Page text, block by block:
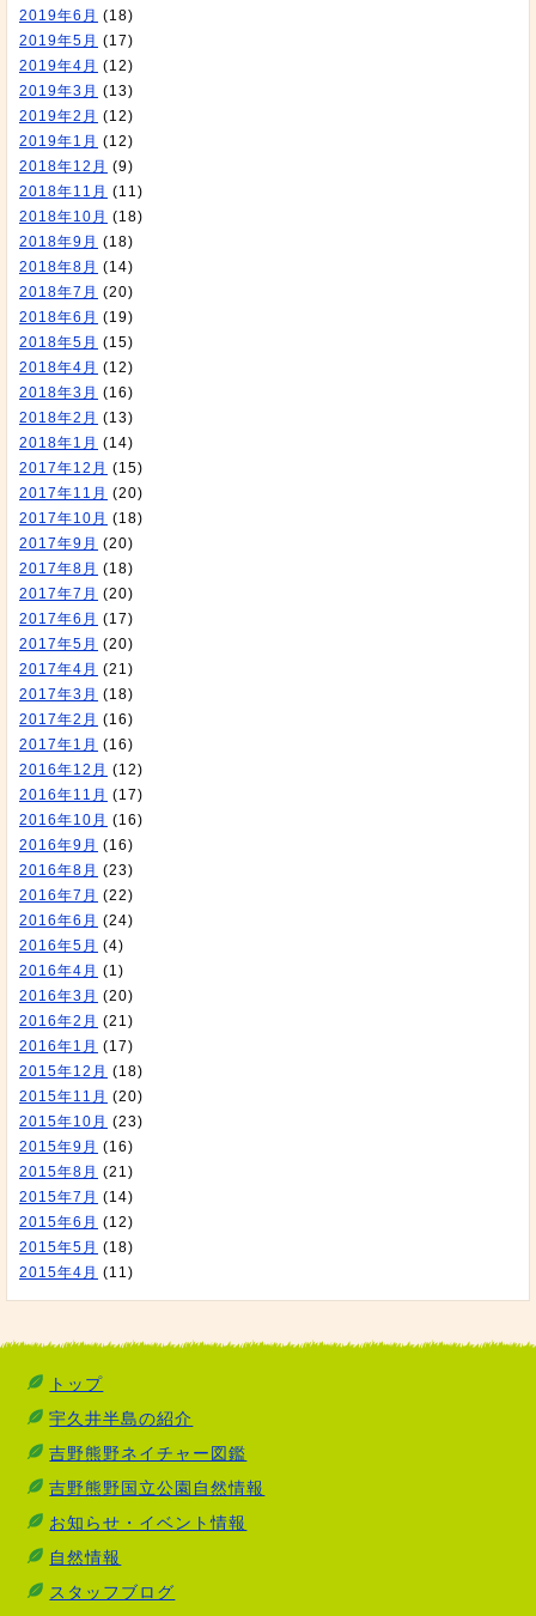
2019年6月 (18)
2019年5月 (17)
2019年4月 (12)
2019年3月 (13)
2019年2月 (12)
2019年1月 (12)
2018年12月 (9)
2018年11月 (11)
2018年10月 (18)
2018年9月 (18)
2018年8月 (14)
2018年7月 (20)
2018年6月 (19)
2018年5月 (15)
2018年4月 (12)
2018年3月 (16)
2018年2月 (13)
2018年1月 (14)
2017年12月 (15)
2017年11月 (20)
2017年10月 (18)
2017年9月 (20)
2017年8月 (18)
2017年7月 (20)
2017年6月 (17)
2017年5月 (20)
2017年4月 (21)
2017年3月 (18)
2017年2月 (16)
2017年1月 (16)
2016年12月 (12)
2016年11月 (17)
2016年10月 (16)
2016年9月 (16)
2016年8月 (23)
2016年7月 (22)
2016年6月 (24)
2016年5月 (4)
2016年4月 (1)
2016年3月 (20)
2016年2月 (21)
2016年1月 (17)
2015年12月 (18)
2015年11月 (20)
2015年10月 (23)
2015年9月 (16)
2015年8月 (21)
2015年7月 (14)
2015年6月 (12)
2015年5月 (18)
2015年4月 (11)
トップ
宇久井半島の紹介
吉野熊野ネイチャー図鑑
吉野熊野国立公園自然情報
お知らせ・イベント情報
自然情報
スタッフブログ